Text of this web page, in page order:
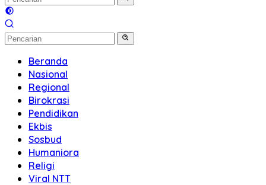
Beranda
Nasional
Regional
Birokrasi
Pendidikan
Ekbis
Sosbud
Humaniora
Religi
Viral NTT